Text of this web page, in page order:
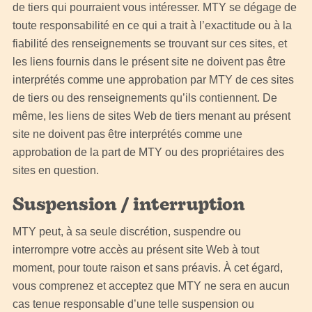
de tiers qui pourraient vous intéresser. MTY se dégage de
toute responsabilité en ce qui a trait à l’exactitude ou à la
fiabilité des renseignements se trouvant sur ces sites, et
les liens fournis dans le présent site ne doivent pas être
interprétés comme une approbation par MTY de ces sites
de tiers ou des renseignements qu’ils contiennent. De
même, les liens de sites Web de tiers menant au présent
site ne doivent pas être interprétés comme une
approbation de la part de MTY ou des propriétaires des
sites en question.
Suspension / interruption
MTY peut, à sa seule discrétion, suspendre ou
interrompre votre accès au présent site Web à tout
moment, pour toute raison et sans préavis. À cet égard,
vous comprenez et acceptez que MTY ne sera en aucun
cas tenue responsable d’une telle suspension ou